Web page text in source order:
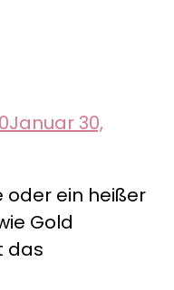
Januar 30,
oder ein heißer
Gold
das